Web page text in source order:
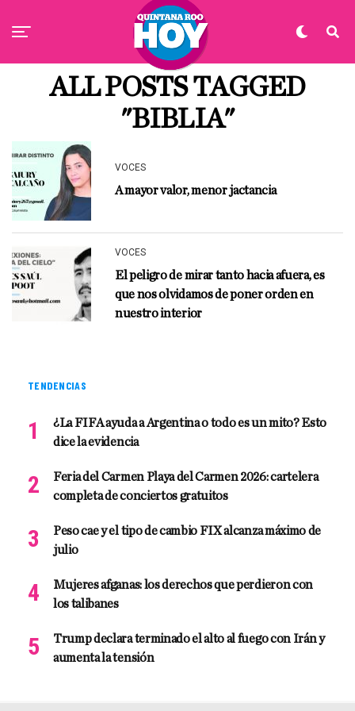
ALL POSTS TAGGED
"BIBLIA"
VOCES
A mayor valor, menor jactancia
VOCES
El peligro de mirar tanto hacia afuera, es
que nos olvidamos de poner orden en
nuestro interior
TENDENCIAS
¿La FIFA ayuda a Argentina o todo es un mito? Esto
dice la evidencia
Feria del Carmen Playa del Carmen 2026: cartelera
completa de conciertos gratuitos
Peso cae y el tipo de cambio FIX alcanza máximo de
julio
Mujeres afganas: los derechos que perdieron con
los talibanes
Trump declara terminado el alto al fuego con Irán y
aumenta la tensión